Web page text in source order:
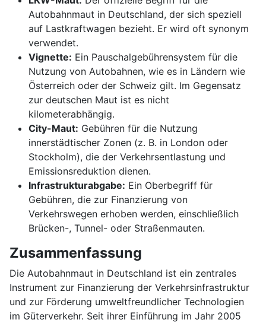
Autobahnmaut in Deutschland, der sich speziell
auf Lastkraftwagen bezieht. Er wird oft synonym
verwendet.
Vignette: Ein Pauschalgebührensystem für die
Nutzung von Autobahnen, wie es in Ländern wie
Österreich oder der Schweiz gilt. Im Gegensatz
zur deutschen Maut ist es nicht
kilometerabhängig.
City-Maut: Gebühren für die Nutzung
innerstädtischer Zonen (z. B. in London oder
Stockholm), die der Verkehrsentlastung und
Emissionsreduktion dienen.
Infrastrukturabgabe: Ein Oberbegriff für
Gebühren, die zur Finanzierung von
Verkehrswegen erhoben werden, einschließlich
Brücken-, Tunnel- oder Straßenmauten.
Zusammenfassung
Die Autobahnmaut in Deutschland ist ein zentrales
Instrument zur Finanzierung der Verkehrsinfrastruktur
und zur Förderung umweltfreundlicher Technologien
im Güterverkehr. Seit ihrer Einführung im Jahr 2005